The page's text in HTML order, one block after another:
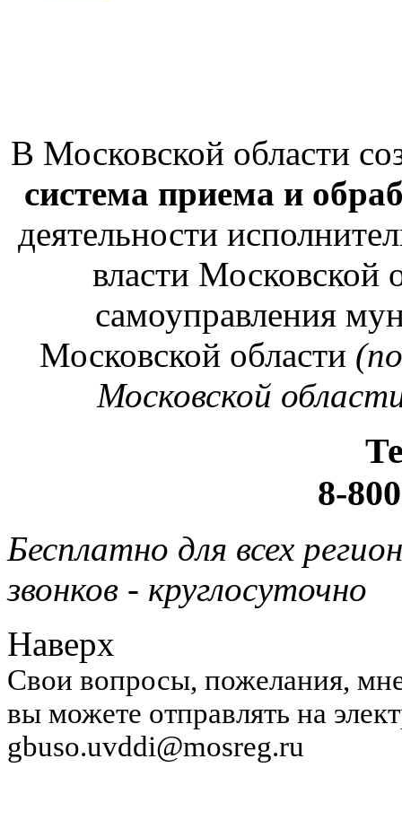
В Московской области
система приема и
деятельности
власти Московской
самоуправления
Московской области
Московской
8-
Бесплатно для всех
звонков - круглосуточно
Наверх
Свои вопросы, пожелания,
вы можете отправлять на
gbuso.uvddi@mosreg.ru